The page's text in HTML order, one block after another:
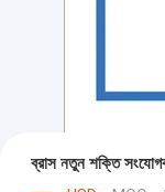
ব্রাস নতুন শক্তি